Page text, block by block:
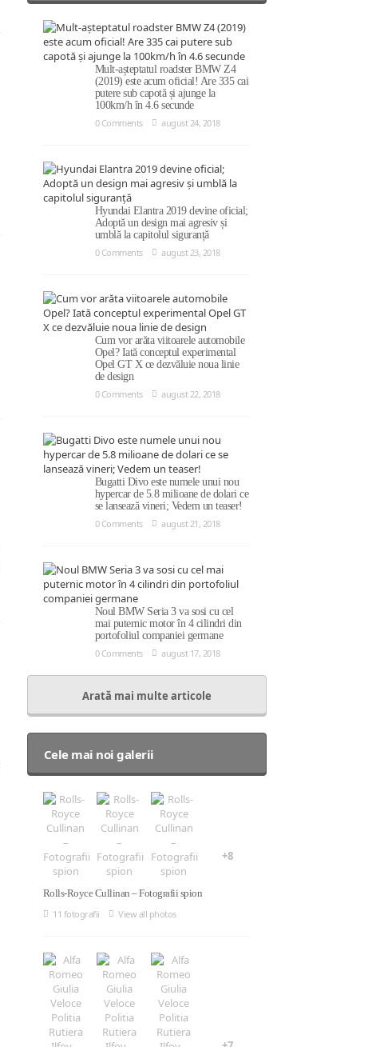
Mult-așteptatul roadster BMW Z4
(2019) este acum oficial! Are 335 cai
putere sub capotă și ajunge la
100km/h în 4.6 secunde
0 Comments
august 24, 2018
Hyundai Elantra 2019 devine oficial;
Adoptă un design mai agresiv și
umblă la capitolul siguranță
0 Comments
august 23, 2018
Cum vor arăta viitoarele automobile
Opel? Iată conceptul experimental
Opel GT X ce dezvăluie noua linie
de design
0 Comments
august 22, 2018
Bugatti Divo este numele unui nou
hypercar de 5.8 milioane de dolari ce
se lansează vineri; Vedem un teaser!
0 Comments
august 21, 2018
Noul BMW Seria 3 va sosi cu cel
mai puternic motor în 4 cilindri din
portofoliul companiei germane
0 Comments
august 17, 2018
Arată mai multe articole
Cele mai noi galerii
+8
Rolls-Royce Cullinan – Fotografii spion
11 fotografii
View all photos